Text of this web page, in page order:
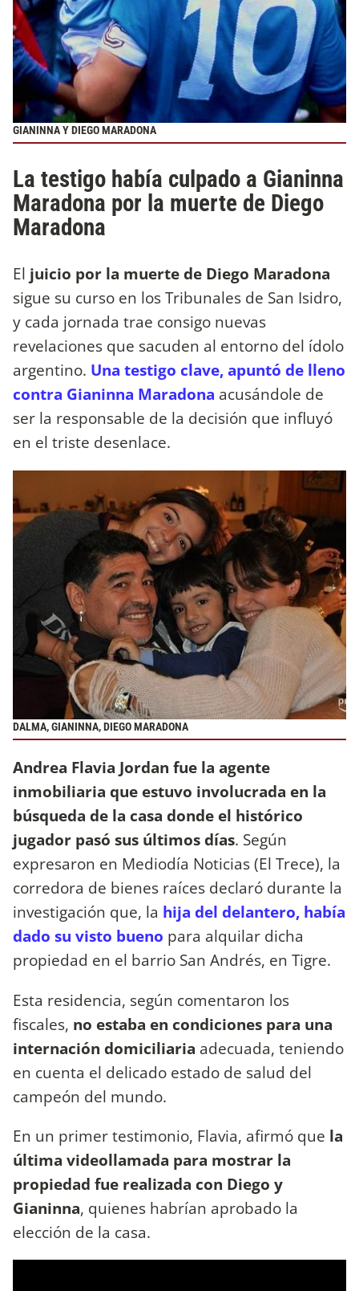
GIANINNA Y DIEGO MARADONA
La testigo había culpado a Gianinna
Maradona por la muerte de Diego
Maradona
El juicio por la muerte de Diego Maradona
sigue su curso en los Tribunales de San Isidro,
y cada jornada trae consigo nuevas
revelaciones que sacuden al entorno del ídolo
argentino. Una testigo clave, apuntó de lleno
contra Gianinna Maradona acusándole de
ser la responsable de la decisión que influyó
en el triste desenlace.
DALMA, GIANINNA, DIEGO MARADONA
Andrea Flavia Jordan fue la agente
inmobiliaria que estuvo involucrada en la
búsqueda de la casa donde el histórico
jugador pasó sus últimos días. Según
expresaron en Mediodía Noticias (El Trece), la
corredora de bienes raíces declaró durante la
investigación que, la hija del delantero, había
dado su visto bueno para alquilar dicha
propiedad en el barrio San Andrés, en Tigre.
Esta residencia, según comentaron los
fiscales, no estaba en condiciones para una
internación domiciliaria adecuada, teniendo
en cuenta el delicado estado de salud del
campeón del mundo.
En un primer testimonio, Flavia, afirmó que la
última videollamada para mostrar la
propiedad fue realizada con Diego y
Gianinna, quienes habrían aprobado la
elección de la casa.